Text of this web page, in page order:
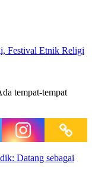
Festival Etnik Religi
tempat-tempat
Datang sebagai